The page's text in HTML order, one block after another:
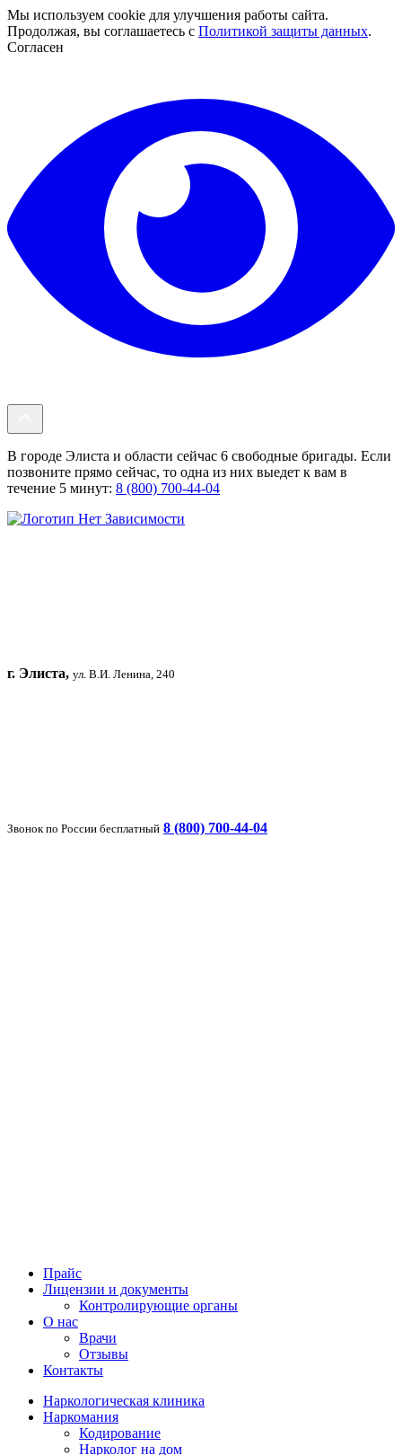
Мы используем cookie для улучшения работы сайта.
Продолжая, вы соглашаетесь с Политикой защиты данных.
Согласен
В городе Элиста и области сейчас 6 свободные бригады. Если
позвоните прямо сейчас, то одна из них выедет к вам в
течение 5 минут: 8 (800) 700-44-04
г. Элиста, ул. В.И. Ленина, 240
Звонок по России бесплатный 8 (800) 700-44-04
Прайс
Лицензии и документы
Контролирующие органы
О нас
Врачи
Отзывы
Контакты
Наркологическая клиника
Наркомания
Кодирование
Нарколог на дом